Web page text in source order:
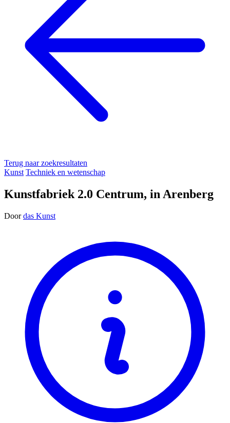
Terug naar zoekresultaten
Kunst Techniek en wetenschap
Kunstfabriek 2.0 Centrum, in Arenberg
Door das Kunst